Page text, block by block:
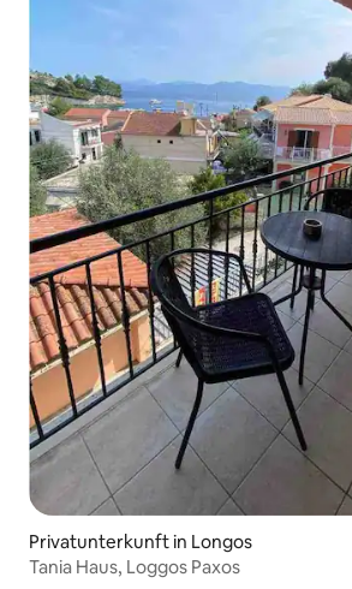
Privatunterkunft in Longos
Tania Haus, Loggos Paxos